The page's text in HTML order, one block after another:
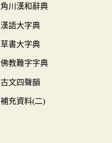
角川漢和辭典
漢語大字典
草書大字典
佛教難字字典
古文四聲韻
補充資料(二)